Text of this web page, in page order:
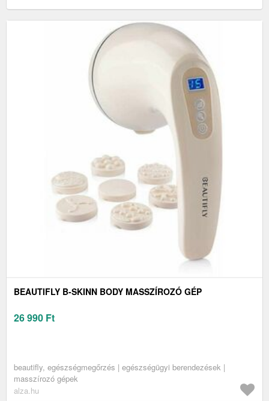
BEAUTIFLY B-SKINN BODY MASSZÍROZÓ GÉP
26 990 Ft
beautifly, egészségmegőrzés | egészségügyi berendezések |
masszírozó gépek
alza.hu